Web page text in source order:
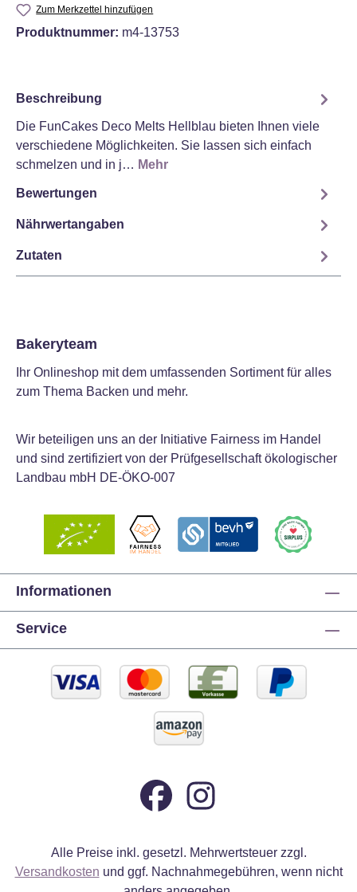
Zum Merkzettel hinzufügen
Produktnummer: m4-13753
Beschreibung
Die FunCakes Deco Melts Hellblau bieten Ihnen viele
verschiedene Möglichkeiten. Sie lassen sich einfach
schmelzen und in j… Mehr
Bewertungen
Nährwertangaben
Zutaten
Bakeryteam
Ihr Onlineshop mit dem umfassenden Sortiment für alles
zum Thema Backen und mehr.
Wir beteiligen uns an der Initiative Fairness im Handel
und sind zertifiziert von der Prüfgesellschaft ökologischer
Landbau mbH DE-ÖKO-007
Informationen
Service
Alle Preise inkl. gesetzl. Mehrwertsteuer zzgl.
Versandkosten und ggf. Nachnahmegebühren, wenn nicht